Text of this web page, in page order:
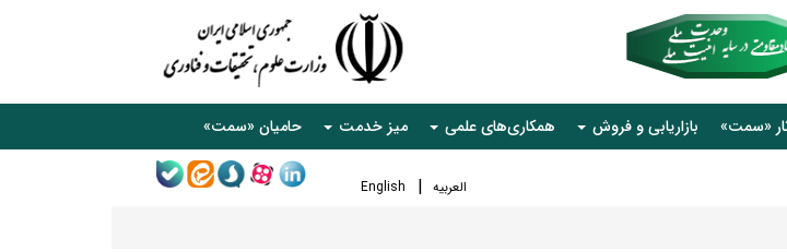
«سمت» بازاریابی و فروش همکاری‌های علمی میز خدمت حامیان «سمت»
العربیه English